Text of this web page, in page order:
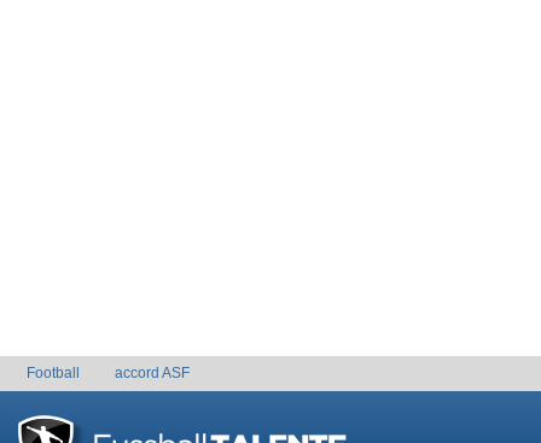
Football accord ASF